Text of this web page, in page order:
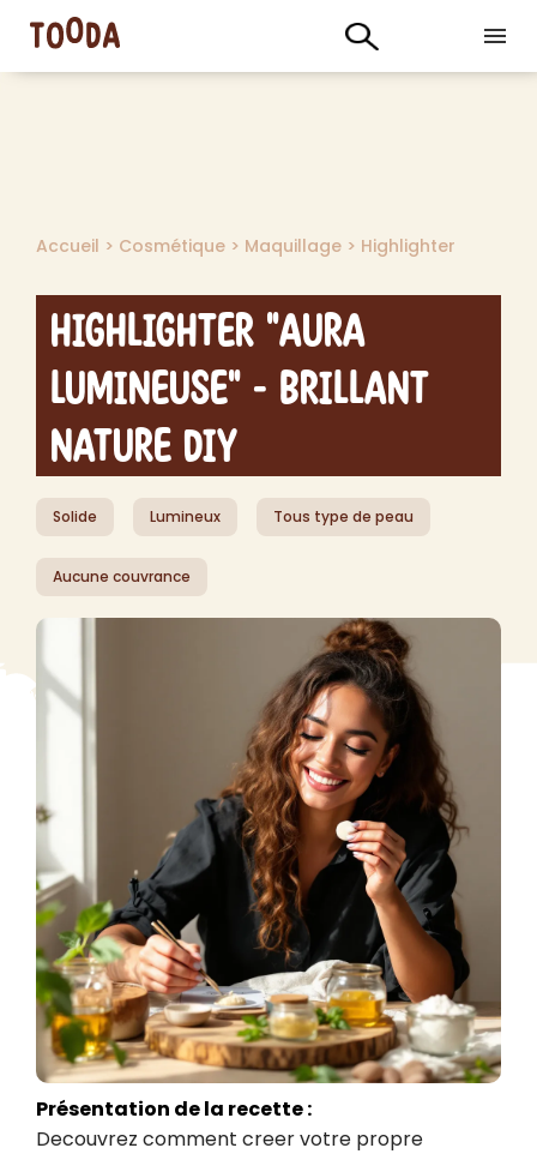
Accueil > Cosmétique > Maquillage > Highlighter
Highlighter "Aura
Lumineuse" - Brillant
Nature DIY
Solide Lumineux Tous type de peau
Aucune couvrance
Présentation de la recette :
Decouvrez comment creer votre propre